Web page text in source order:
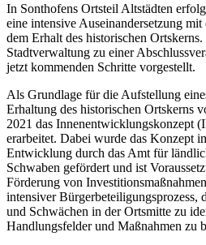
In Sonthofens Ortsteil Altstädten
eine intensive Auseinandersetzung
dem Erhalt des historischen
Stadtverwaltung zu einer
jetzt kommenden Schritte vorgestellt.
Als Grundlage für die Aufstellung
Erhaltung des historischen Ortskerns
2021 das Innenentwicklungskonzept
erarbeitet. Dabei wurde das Konzept
Entwicklung durch das Amt für
Schwaben gefördert und ist
Förderung von
intensiver Bürgerbeteiligungsprozess,
und Schwächen in der Ortsmitte zu
Handlungsfelder und Maßnahmen zu